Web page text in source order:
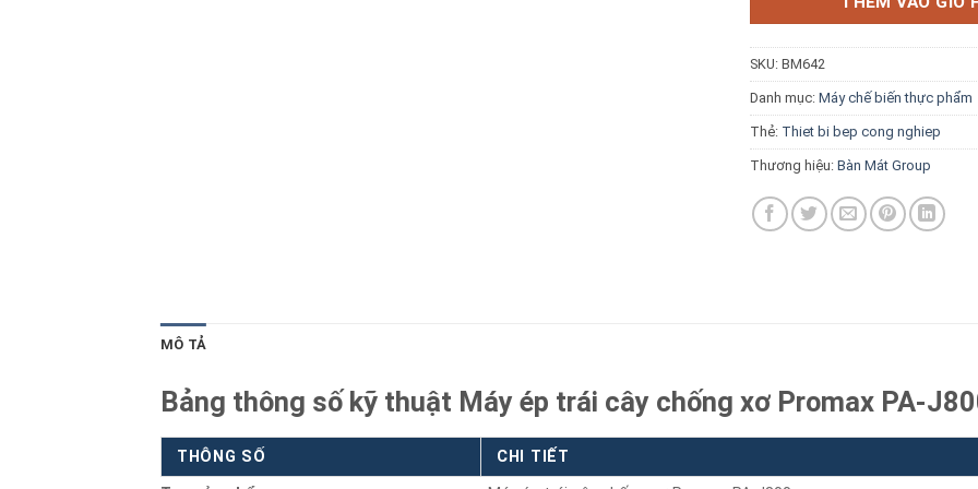
Báo giá miễn phí →
SKU: BM642
Danh mục: Máy chế biến thực phẩm
Thẻ: Thiet bi bep cong nghiep
Thương hiệu: Bàn Mát Group
MÔ TẢ
Bảng thông số kỹ thuật Máy ép trái cây chống xơ Promax PA-
THÔNG SỐ
CHI TIẾT